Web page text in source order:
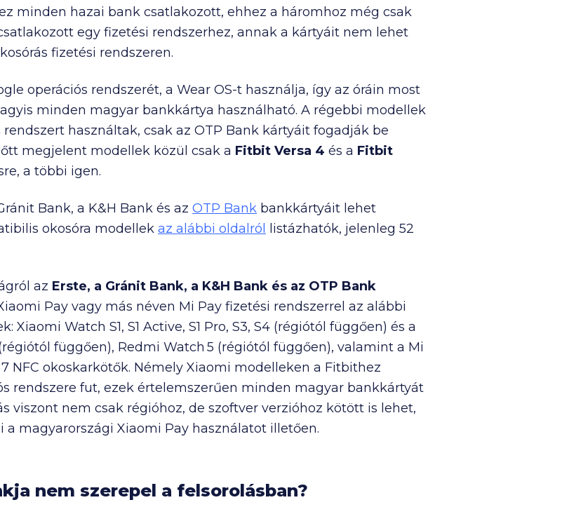
minden hazai bank csatlakozott, ehhez a háromhoz még csak
egy fizetési rendszerhez, annak a kártyáit nem lehet
fizetési rendszeren.
operációs rendszerét, a Wear OS-t használja, így az óráin most
minden magyar bankkártya használható. A régebbi modellek
használtak, csak az OTP Bank kártyáit fogadják be
megjelent modellek közül csak a Fitbit Versa 4 és a Fitbit
a többi igen.
Bank, a K&H Bank és az OTP Bank bankkártyáit lehet
okosóra modellek az alábbi oldalról
listázhatók, jelenleg 52
az Erste, a Gránit Bank, a K&H Bank és az OTP Bank
Pay vagy más néven Mi Pay fizetési rendszerrel az alábbi
Watch S1, S1 Active, S1 Pro, S3, S4 (régiótól függően) és a
függően), Redmi Watch 5 (régiótól függően), valamint a Mi
NFC okoskarkötők. Némely Xiaomi modelleken a Fitbithez
rendszere fut, ezek értelemszerűen minden magyar bankkártyát
viszont nem csak régióhoz, de szoftver verzióhoz kötött is lehet,
magyarországi Xiaomi Pay használatot illetően.
nem szerepel a felsorolásban?